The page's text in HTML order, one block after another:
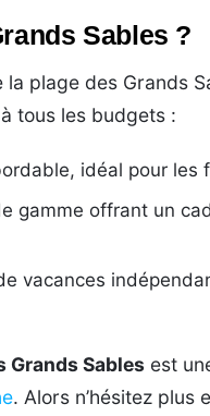
Sables ?
plage des Grands
tous les budgets :
idéal pour les
gamme offrant un
vacances
Grands Sables est
. Alors n’hésitez plus